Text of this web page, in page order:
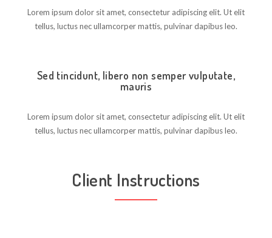
Lorem ipsum dolor sit amet, consectetur adipiscing elit. Ut elit
tellus, luctus nec ullamcorper mattis, pulvinar dapibus leo.
Sed tincidunt, libero non semper vulputate,
mauris
Lorem ipsum dolor sit amet, consectetur adipiscing elit. Ut elit
tellus, luctus nec ullamcorper mattis, pulvinar dapibus leo.
Client Instructions